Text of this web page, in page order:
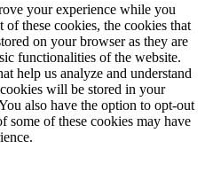
your experience while you
these cookies, the cookies that
on your browser as they are
functionalities of the website.
help us analyze and understand
will be stored in your
also have the option to opt-out
some of these cookies may have